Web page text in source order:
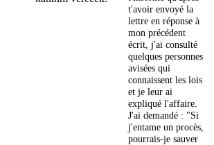
t'avoir envoyé la
lettre en réponse à
mon précédent
écrit, j'ai consulté
quelques personnes
avisées qui
connaissent les lois
et je leur ai
expliqué l'affaire.
J'ai demandé : "Si
j'entame un procès,
pourrais-je sauver